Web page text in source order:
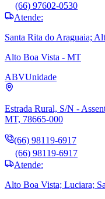
(66) 97602-0530
Atende:
Santa Rita do Araguaia;
Alto Boa Vista - MT
ABVUnidade
Estrada Rural, S/N -
MT, 78665-000
(66) 98119-6917
(66) 98119-6917
Atende:
Alto Boa Vista; Luciara;